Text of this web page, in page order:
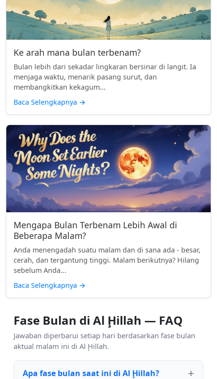
Ke arah mana bulan terbenam?
Bulan lebih dari sekadar lingkaran bersinar di langit. Ia
menjaga waktu, menarik pasang surut, dan
membangkitkan kekagum...
Baca Selengkapnya →
Mengapa Bulan Terbenam Lebih Awal di
Beberapa Malam?
Anda menengadah suatu malam dan di sana ada - besar,
cerah, dan tergantung tinggi. Malam berikutnya? Hilang
sebelum Anda...
Baca Selengkapnya →
Fase Bulan di Al Ḩillah — FAQ
Jawaban diperbarui setiap hari berdasarkan fase bulan
aktual malam ini di Al Ḩillah.
Apa fase bulan saat ini di Al Ḩillah?